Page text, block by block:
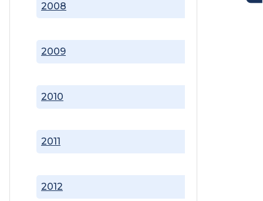
2008
2009
2010
2011
2012